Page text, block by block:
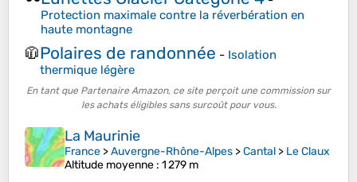
Protection maximale contre la réverbération en
haute montagne
🧥Polaires de randonnée - Isolation
thermique légère
En tant que Partenaire Amazon, ce site perçoit une commission sur
les achats éligibles sans surcoût pour vous.
La Maurinie
France >Auvergne-Rhône-Alpes >Cantal > Le Claux
Altitude moyenne : 1 279 m